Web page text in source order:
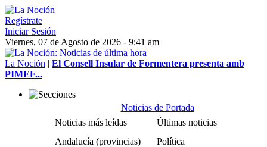
Regístrate
Iniciar Sesión
Viernes, 07 de Agosto de 2026 - 9:41 am
La Noción | El Consell Insular de Formentera presenta amb
PIMEF...
Noticias de Portada
Noticias más leídas
Últimas noticias
Andalucía (provincias)
Política